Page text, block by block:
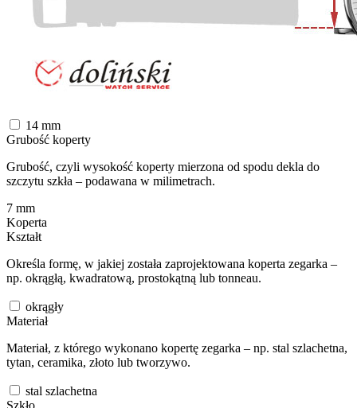
14 mm
Grubość koperty
Grubość, czyli wysokość koperty mierzona od spodu dekla do
szczytu szkła – podawana w milimetrach.
7 mm
Koperta
Kształt
Określa formę, w jakiej została zaprojektowana koperta zegarka –
np. okrągłą, kwadratową, prostokątną lub tonneau.
okrągły
Materiał
Materiał, z którego wykonano kopertę zegarka – np. stal szlachetna,
tytan, ceramika, złoto lub tworzywo.
stal szlachetna
Szkło